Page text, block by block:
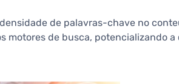
de palavras-chave no
motores de busca, potencializando